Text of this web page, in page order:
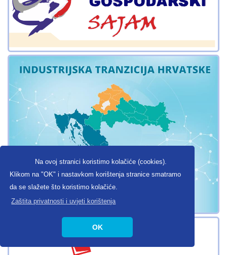
Na ovoj stranici koristimo kolačiće (cookies).
Klikom na "OK" i nastavkom korištenja stranice smatramo
da se slažete što koristimo kolačiće.
Zaštita privatnosti i uvjeti korištenja
OK